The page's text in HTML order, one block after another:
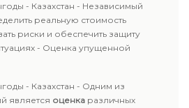
- Казахстан - Независимый
реальную стоимость
риски и обеспечить защиту
- Оценка упущенной
- Казахстан - Одним из
является оценка различных